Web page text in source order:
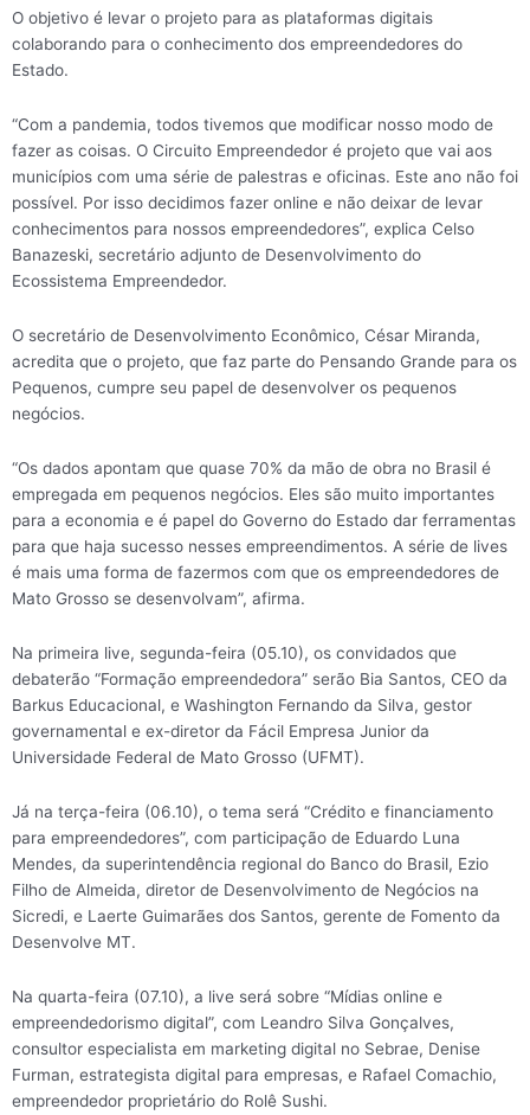
O objetivo é levar o projeto para as plataformas digitais
colaborando para o conhecimento dos empreendedores do
Estado.
“Com a pandemia, todos tivemos que modificar nosso modo de
fazer as coisas. O Circuito Empreendedor é projeto que vai aos
municípios com uma série de palestras e oficinas. Este ano não foi
possível. Por isso decidimos fazer online e não deixar de levar
conhecimentos para nossos empreendedores”, explica Celso
Banazeski, secretário adjunto de Desenvolvimento do
Ecossistema Empreendedor.
O secretário de Desenvolvimento Econômico, César Miranda,
acredita que o projeto, que faz parte do Pensando Grande para os
Pequenos, cumpre seu papel de desenvolver os pequenos
negócios.
“Os dados apontam que quase 70% da mão de obra no Brasil é
empregada em pequenos negócios. Eles são muito importantes
para a economia e é papel do Governo do Estado dar ferramentas
para que haja sucesso nesses empreendimentos. A série de lives
é mais uma forma de fazermos com que os empreendedores de
Mato Grosso se desenvolvam”, afirma.
Na primeira live, segunda-feira (05.10), os convidados que
debaterão “Formação empreendedora” serão Bia Santos, CEO da
Barkus Educacional, e Washington Fernando da Silva, gestor
governamental e ex-diretor da Fácil Empresa Junior da
Universidade Federal de Mato Grosso (UFMT).
Já na terça-feira (06.10), o tema será “Crédito e financiamento
para empreendedores”, com participação de Eduardo Luna
Mendes, da superintendência regional do Banco do Brasil, Ezio
Filho de Almeida, diretor de Desenvolvimento de Negócios na
Sicredi, e Laerte Guimarães dos Santos, gerente de Fomento da
Desenvolve MT.
Na quarta-feira (07.10), a live será sobre “Mídias online e
empreendedorismo digital”, com Leandro Silva Gonçalves,
consultor especialista em marketing digital no Sebrae, Denise
Furman, estrategista digital para empresas, e Rafael Comachio,
empreendedor proprietário do Rolê Sushi.